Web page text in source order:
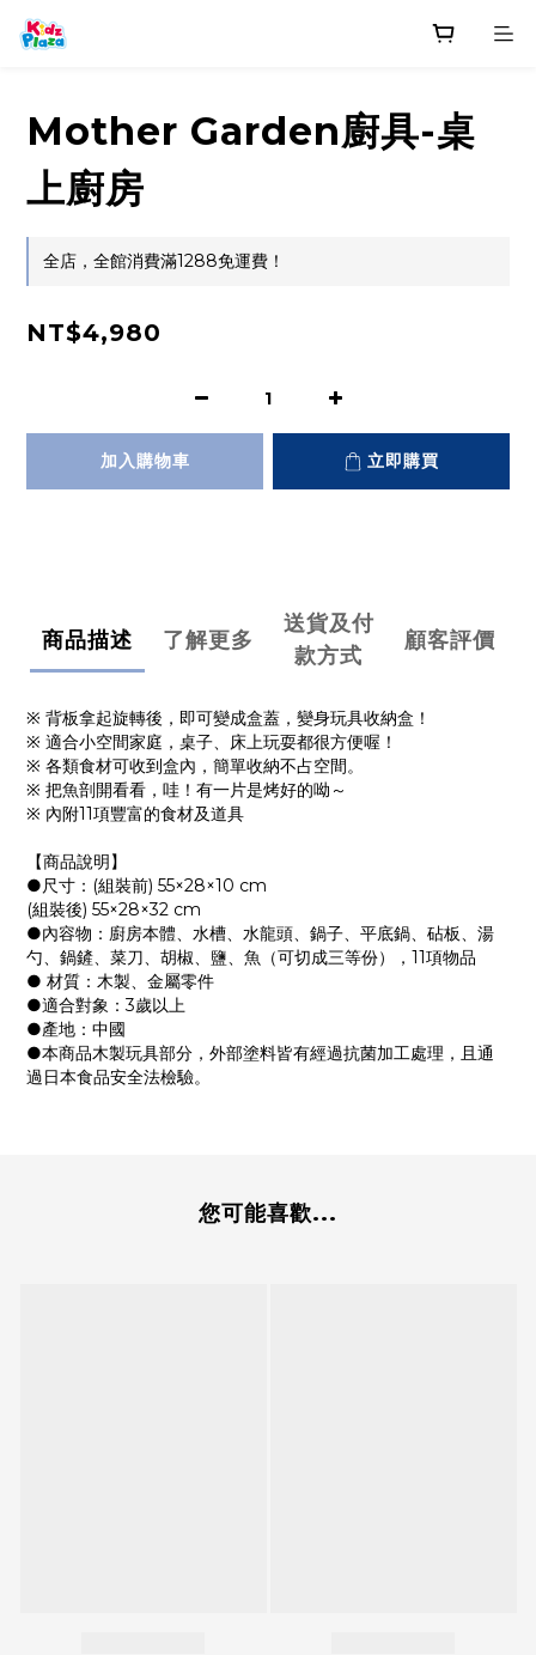
Mother Garden廚具-桌
上廚房
全店，全館消費滿1288免運費！
NT$4,980
加入購物車 立即購買
商品描述 了解更多
送貨及付
款方式
顧客評價
※ 背板拿起旋轉後，即可變成盒蓋，變身玩具收納盒！
※ 適合小空間家庭，桌子、床上玩耍都很方便喔！
※ 各類食材可收到盒內，簡單收納不占空間。
※ 把魚剖開看看，哇！有一片是烤好的呦～
※ 內附11項豐富的食材及道具
【商品說明】
●尺寸：(組裝前) 55×28×10 cm
(組裝後) 55×28×32 cm
●內容物：廚房本體、水槽、水龍頭、鍋子、平底鍋、砧板、湯
勺、鍋鏟、菜刀、胡椒、鹽、魚（可切成三等份），11項物品
● 材質：木製、金屬零件
●適合對象：3歲以上
●產地：中國
●本商品木製玩具部分，外部塗料皆有經過抗菌加工處理，且通
過日本食品安全法檢驗。
您可能喜歡...